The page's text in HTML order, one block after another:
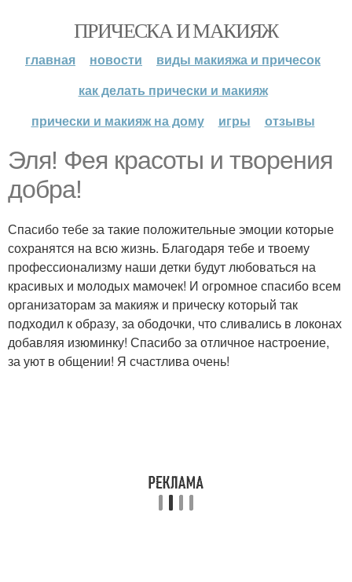
ПРИЧЕСКА И МАКИЯЖ
главная новости
виды макияжа и причесок
как делать прически и макияж
прически и макияж на дому
игры отзывы
Эля! Фея красоты и творения
добра!
Спасибо тебе за такие положительные эмоции которые
сохранятся на всю жизнь. Благодаря тебе и твоему
профессионализму наши детки будут любоваться на
красивых и молодых мамочек! И огромное спасибо всем
организаторам за макияж и прическу который так
подходил к образу, за ободочки, что сливались в локонах
добавляя изюминку! Спасибо за отличное настроение,
за уют в общении! Я счастлива очень!